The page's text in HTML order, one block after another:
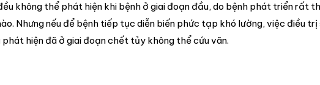
không thể phát hiện khi bệnh ở giai đoạn đầu, do bệnh phát triển rất
Nhưng nếu để bệnh tiếp tục diễn biến phức tạp khó lường, việc điều trị
hiện đã ở giai đoạn chết tủy không thể cứu vãn.